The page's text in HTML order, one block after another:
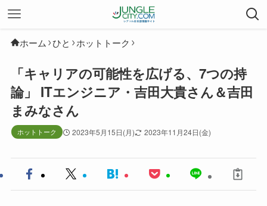
ホーム ひと ホットトーク
「キャリアの可能性を広げる、7つの持
論」 ITエンジニア・吉田大貴さん＆吉田
まみなさん
ホットトーク 2023年5月15日(月) 2023年11月24日(金)